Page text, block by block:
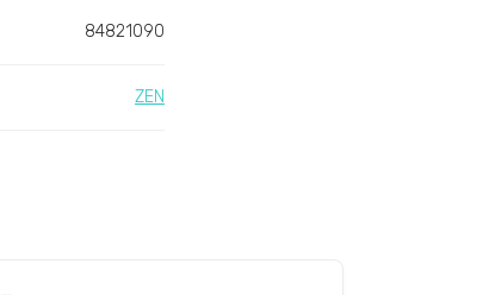
84821090
ZEN